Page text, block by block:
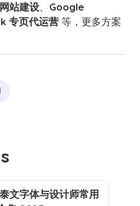
站建设、 Google
专页代运营 等，更多方案